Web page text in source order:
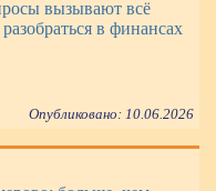
вызывают всё
в финансах
Опубликовано: 10.06.2026